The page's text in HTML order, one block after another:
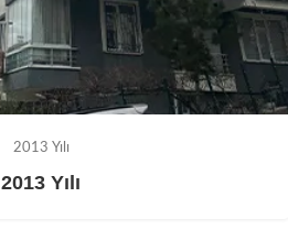
2013 Yılı
2013 Yılı